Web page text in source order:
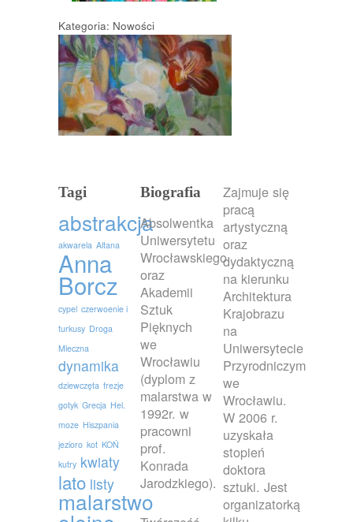
Kategoria: Nowości
Tagi
abstrakcja
akwarela Altana
Anna
Borcz
cypel czerwoenie i
turkusy Droga
Mleczna
dynamika
dziewczęta frezje
gotyk Grecja Hel.
moze Hiszpania
jezioro kot KOŃ
kutry kwiaty
lato listy
malarstwo
Biografia
Absolwentka
Uniwersytetu
Wrocławskiego
oraz
Akademii
Sztuk
Pięknych
we
Wrocławiu
(dyplom z
malarstwa w
1992r. w
pracowni
prof.
Konrada
Jarodzkiego).
Zajmuje się
pracą
artystyczną
oraz
dydaktyczną
na kierunku
Architektura
Krajobrazu
na
Uniwersytecie
Przyrodniczym
we
Wrocławiu.
W 2006 r.
uzyskała
stopień
doktora
sztuki. Jest
organizatorką